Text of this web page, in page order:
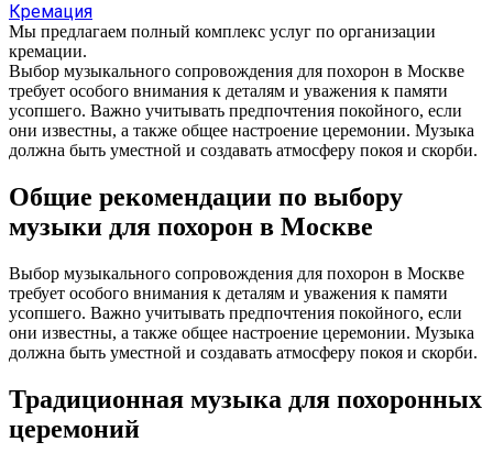
Кремация
Мы предлагаем полный комплекс услуг по организации
кремации.
Выбор музыкального сопровождения для похорон в Москве
требует особого внимания к деталям и уважения к памяти
усопшего. Важно учитывать предпочтения покойного, если
они известны, а также общее настроение церемонии. Музыка
должна быть уместной и создавать атмосферу покоя и скорби.
Общие рекомендации по выбору
музыки для похорон в Москве
Выбор музыкального сопровождения для похорон в Москве
требует особого внимания к деталям и уважения к памяти
усопшего. Важно учитывать предпочтения покойного, если
они известны, а также общее настроение церемонии. Музыка
должна быть уместной и создавать атмосферу покоя и скорби.
Традиционная музыка для похоронных
церемоний